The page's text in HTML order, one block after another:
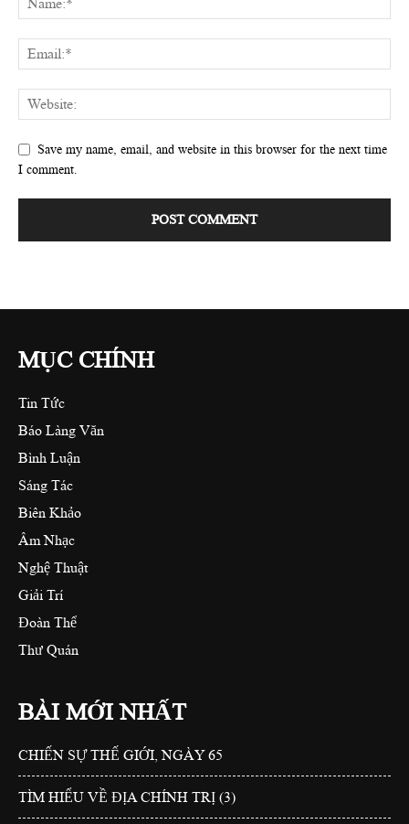
Save my name, email, and website in this browser for the next time
I comment.
MỤC CHÍNH
Tin Tức
Báo Làng Văn
Bình Luận
Sáng Tác
Biên Khảo
Âm Nhạc
Nghệ Thuật
Giải Trí
Đoàn Thể
Thư Quán
BÀI MỚI NHẤT
CHIẾN SỰ THẾ GIỚI, NGÀY 65
TÌM HIỂU VỀ ĐỊA CHÍNH TRỊ (3)